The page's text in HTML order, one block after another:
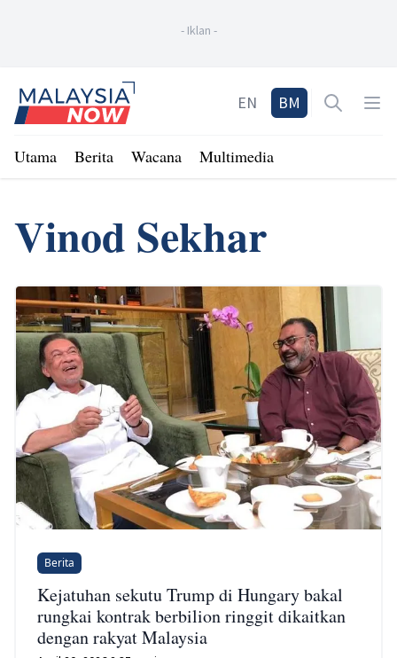
- Iklan -
Home
EN BM Open
Utama Berita Wacana Multimedia
Vinod Sekhar
Berita
Kejatuhan sekutu Trump di Hungary bakal
rungkai kontrak berbilion ringgit dikaitkan
dengan rakyat Malaysia